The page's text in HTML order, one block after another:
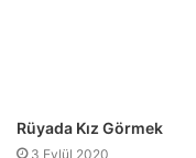
Rüyada Kız Görmek
3 Eylül 2020